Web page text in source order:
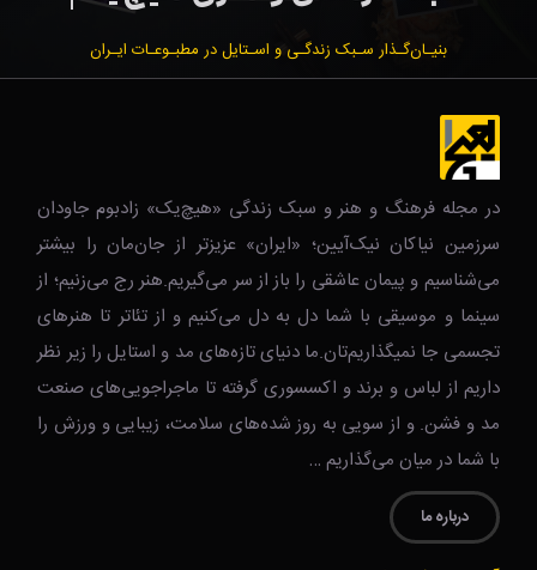
بنیـان‌گـذار سـبک زندگـی و اسـتایل در مطبـوعـات ایـران
در مجله فرهنگ و هنر و سبک زندگی‌ «هیچ‌یک» زادبوم جاودان
سرزمین نیاکان نیک‌‌‌آیین؛ «ایران» عزیزتر از جان‌مان را بیشتر
می‌شناسیم و پیمان عاشقی را باز از سر می‌گیریم.هنر رج می‌زنیم؛ از
سینما و موسیقی با شما دل به دل می‌کنیم و از تئاتر تا هنرهای
تجسمی جا نمیگذاریم‌تان.ما دنیای تازه‌های مد و استایل را زیر نظر
داریم از لباس و برند و اکسسوری گرفته تا ماجراجویی‌های صنعت
مد و فشن. و از سویی به روز شده‌های سلامت، زیبایی و ورزش را
با شما در میان می‌گذاریم …
درباره ما